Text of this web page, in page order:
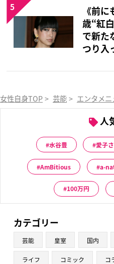
《前
歳“紅
で新た
つり入
5
女性自身TOP > 芸能 > エンタメニ
人
水谷豊 愛子
AmBitious a-
100万円
カテゴリー
芸能 皇室 国内
ライフ コミック コ